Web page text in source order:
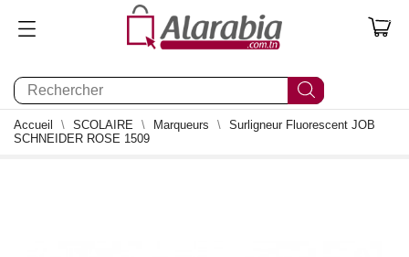
0
Accueil SCOLAIRE Marqueurs
Surligneur Fluorescent JOB
SCHNEIDER ROSE 1509